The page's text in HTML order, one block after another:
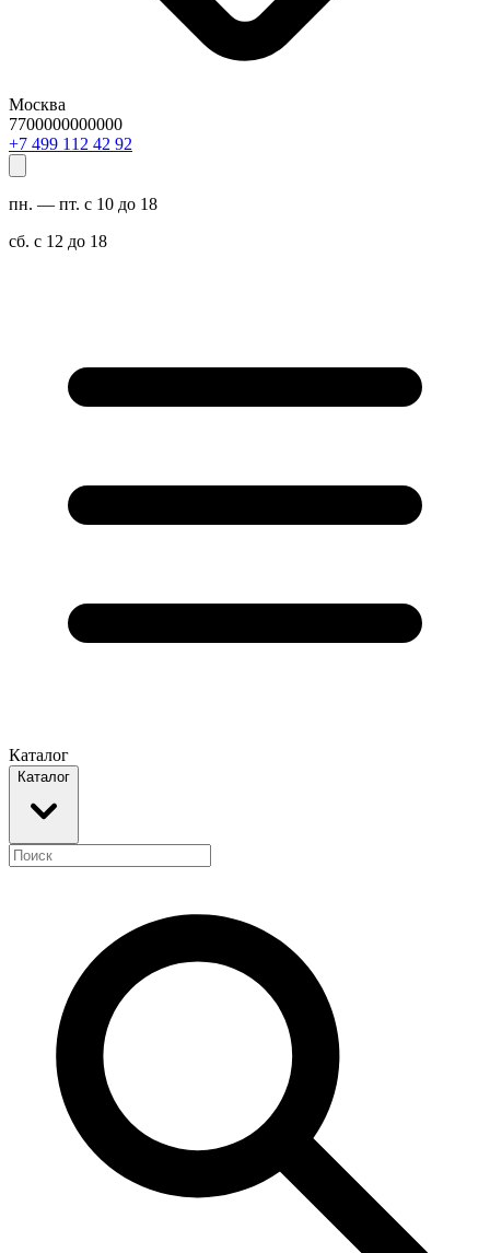
Москва
7700000000000
29 24 211 994 7+
пн. — пт. с 10 до 18
сб. с 12 до 18
Каталог
Каталог